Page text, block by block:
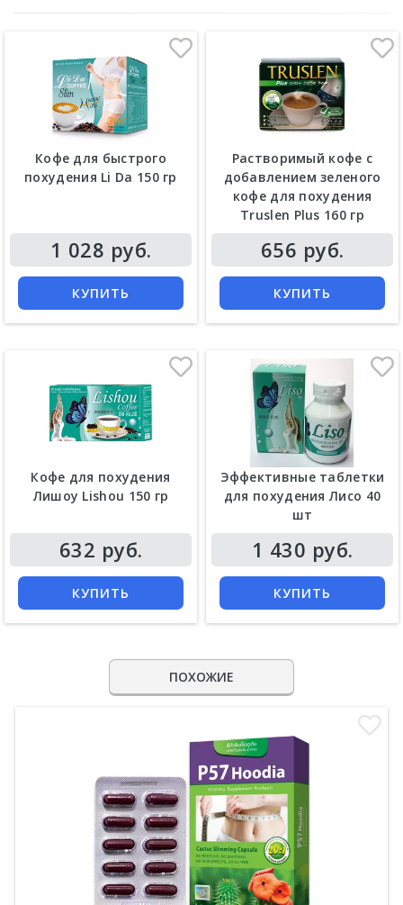
Кофе для быстрого
похудения Li Da 150 гр
1 028 руб.
КУПИТЬ
Растворимый кофе с
добавлением зеленого
кофе для похудения
Truslen Plus 160 гр
656 руб.
КУПИТЬ
Кофе для похудения
Лишоу Lishou 150 гр
632 руб.
КУПИТЬ
Эффективные таблетки
для похудения Лисо 40
шт
1 430 руб.
КУПИТЬ
ПОХОЖИЕ